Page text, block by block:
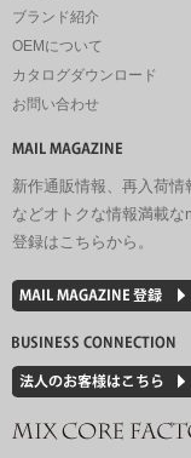
ブランド紹介
OEMについて
カタログダウンロード
お問い合わせ
新作通販情報、再入荷
などオトクな情報満載な
登録はこちらから。